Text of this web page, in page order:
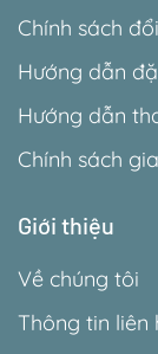
Chính sách
Hướng dẫn
Hướng dẫn
Chính sách
Giới thiệu
Về chúng tôi
Thông tin liên